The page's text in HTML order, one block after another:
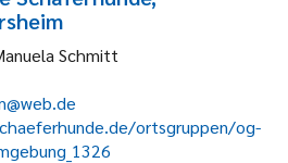
Schmitt
ortsgruppen/og-